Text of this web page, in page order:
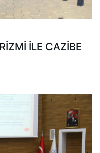
İLE CAZİBE